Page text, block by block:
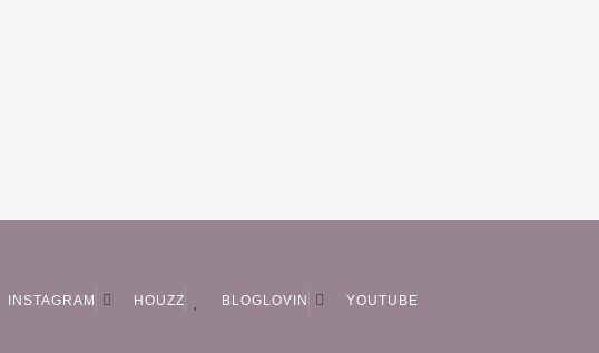
INSTAGRAM HOUZZ BLOGLOVIN YOUTUBE